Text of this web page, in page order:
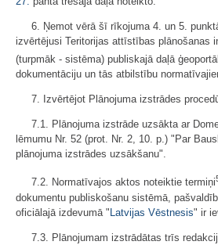
6. Ņemot vērā šī rīkojuma 4. un 5.
izvērtējusi Teritorijas attīstības plānošanas
(turpmāk - sistēma) publiskajā daļā
dokumentāciju un tās atbilstību
7. Izvērtējot Plānojuma izstrādes
7.1. Plānojuma izstrāde uzsākta ar
lēmumu Nr. 52 (prot. Nr. 2, 10. p.) "Par
plānojuma izstrādes uzsākšanu".
7.2. Normatīvajos aktos noteiktie termiņi
dokumentu publiskošanu sistēmā,
oficiālajā izdevumā "Latvijas Vēstnesis" ir
7.3. Plānojumam izstrādātas trīs